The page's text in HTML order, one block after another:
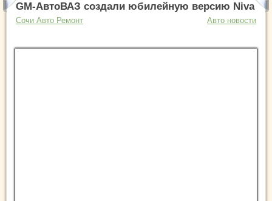
GM-АвтоВАЗ создали юбилейную версию Niva
Сочи Авто Ремонт Авто новости